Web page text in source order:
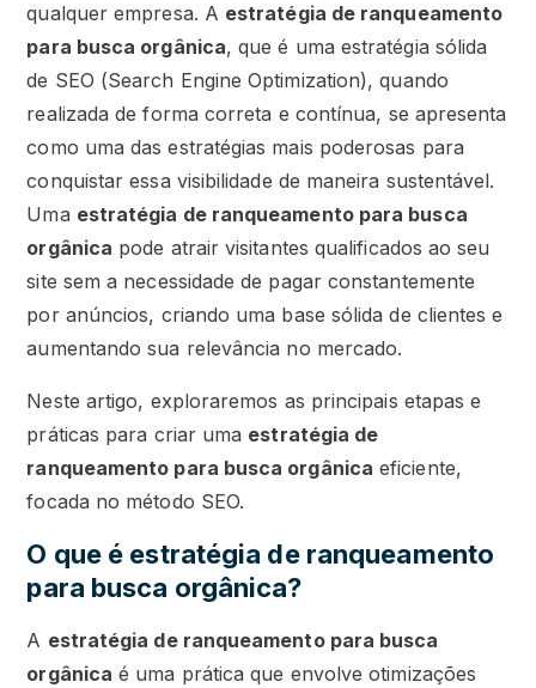
qualquer empresa. A estratégia de ranqueamento
para busca orgânica, que é uma estratégia sólida
de SEO (Search Engine Optimization), quando
realizada de forma correta e contínua, se apresenta
como uma das estratégias mais poderosas para
conquistar essa visibilidade de maneira sustentável.
Uma estratégia de ranqueamento para busca
orgânica pode atrair visitantes qualificados ao seu
site sem a necessidade de pagar constantemente
por anúncios, criando uma base sólida de clientes e
aumentando sua relevância no mercado.
Neste artigo, exploraremos as principais etapas e
práticas para criar uma estratégia de
ranqueamento para busca orgânica eficiente,
focada no método SEO.
O que é estratégia de ranqueamento
para busca orgânica?
A estratégia de ranqueamento para busca
orgânica é uma prática que envolve otimizações